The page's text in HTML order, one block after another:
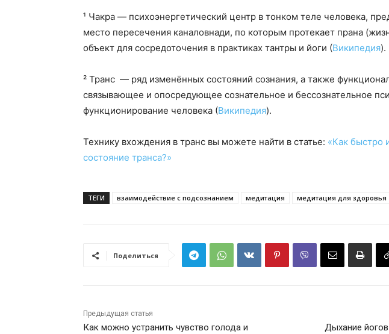
¹ Чакра — психоэнергетический центр в тонком теле человека,
место пересечения каналовнади, по которым протекает прана
объект для сосредоточения в практиках тантры и йоги (Википедия).
² Транс — ряд изменённых состояний сознания, а также
связывающее и опосредующее сознательное и бессознательное
функционирование человека (Википедия).
Технику вхождения в транс вы можете найти в статье: «Как быстро
состояние транса?»
ТЕГИ взаимодействие с подсознанием медитация медитация для здоровья
Поделиться
Предыдущая статья
Как можно устранить чувство голода и
Дыхание